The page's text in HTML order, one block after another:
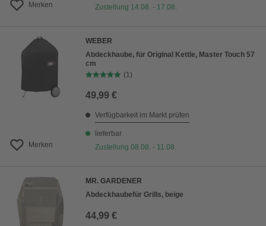
Merken
Zustellung 14.08. - 17.08.
Merken
WEBER
Abdeckhaube, für Original Kettle, Master Touch 57
cm
(1)
49,99 €
Verfügbarkeit im Markt prüfen
lieferbar
Zustellung 08.08. - 11.08.
MR. GARDENER
Abdeckhaubefür Grills, beige
44,99 €